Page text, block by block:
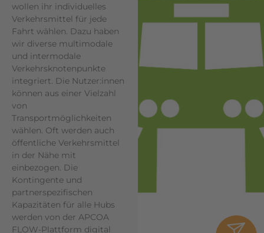
wollen ihr individuelles
Verkehrsmittel für jede
Fahrt wählen. Dazu haben
wir diverse multimodale
und intermodale
Verkehrsknotenpunkte
integriert. Die Nutzer:innen
können aus einer Vielzahl
von
Transportmöglichkeiten
wählen. Oft werden auch
öffentliche Verkehrsmittel
in der Nähe mit
einbezogen. Die
Kontingente und
partnerspezifischen
Kapazitäten für alle Hubs
werden von der APCOA
FLOW-Plattform digital